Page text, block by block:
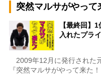
突然マルサがやって
【最終回】
入れたプラ
2009年12月に発行された
『突然マルサがやって来た